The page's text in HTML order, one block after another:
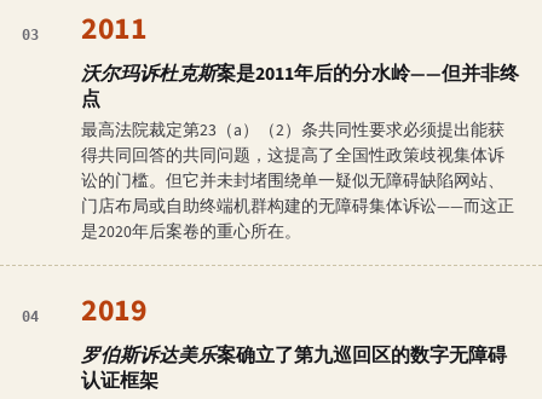
03 2011
沃尔玛诉杜克斯案是2011年后的分水岭——但并非终
点
最高法院裁定第23（a）（2）条共同性要求必须提出能获
得共同回答的共同问题，这提高了全国性政策歧视集体诉
讼的门槛。但它并未封堵围绕单一疑似无障碍缺陷网站、
门店布局或自助终端机群构建的无障碍集体诉讼——而这正
是2020年后案卷的重心所在。
04 2019
罗伯斯诉达美乐案确立了第九巡回区的数字无障碍
认证框架